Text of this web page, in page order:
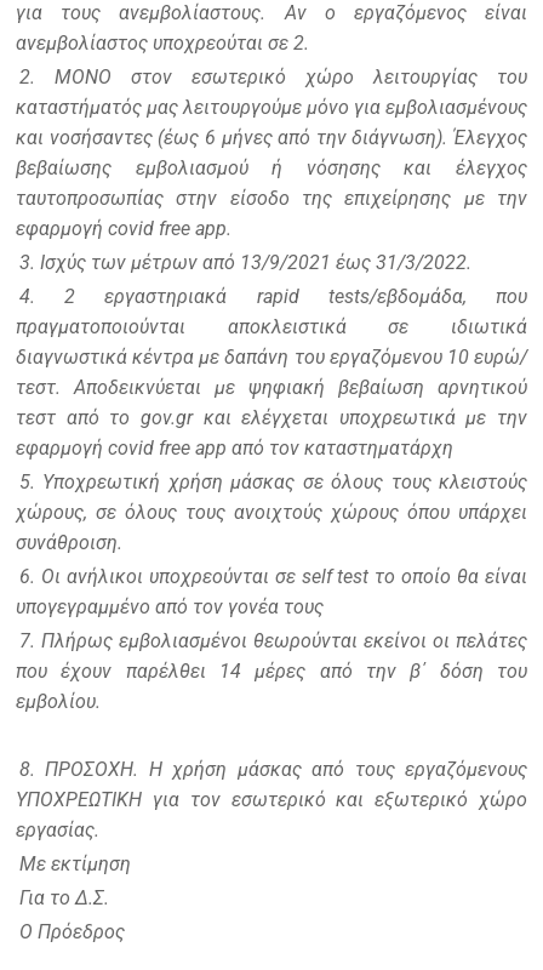
για τους ανεμβολίαστους. Αν ο εργαζόμενος είναι
ανεμβολίαστος υποχρεούται σε 2.
2. ΜΟΝΟ στον εσωτερικό χώρο λειτουργίας του
καταστήματός μας λειτουργούμε μόνο για εμβολιασμένους
και νοσήσαντες (έως 6 μήνες από την διάγνωση). Έλεγχος
βεβαίωσης εμβολιασμού ή νόσησης και έλεγχος
ταυτοπροσωπίας στην είσοδο της επιχείρησης με την
εφαρμογή covid free app.
3. Ισχύς των μέτρων από 13/9/2021 έως 31/3/2022.
4. 2 εργαστηριακά rapid tests/εβδομάδα, που
πραγματοποιούνται αποκλειστικά σε ιδιωτικά
διαγνωστικά κέντρα με δαπάνη του εργαζόμενου 10 ευρώ/
τεστ. Αποδεικνύεται με ψηφιακή βεβαίωση αρνητικού
τεστ από το gov.gr και ελέγχεται υποχρεωτικά με την
εφαρμογή covid free app από τον καταστηματάρχη
5. Υποχρεωτική χρήση μάσκας σε όλους τους κλειστούς
χώρους, σε όλους τους ανοιχτούς χώρους όπου υπάρχει
συνάθροιση.
6. Οι ανήλικοι υποχρεούνται σε self test το οποίο θα είναι
υπογεγραμμένο από τον γονέα τους
7. Πλήρως εμβολιασμένοι θεωρούνται εκείνοι οι πελάτες
που έχουν παρέλθει 14 μέρες από την β΄ δόση του
εμβολίου.
8. ΠΡΟΣΟΧΗ. Η χρήση μάσκας από τους εργαζόμενους
ΥΠΟΧΡΕΩΤΙΚΗ για τον εσωτερικό και εξωτερικό χώρο
εργασίας.
Με εκτίμηση
Για το Δ.Σ.
Ο Πρόεδρος